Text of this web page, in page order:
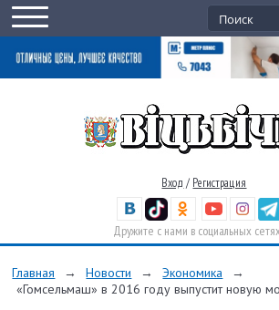
Вход / Регистрация
Дружите с нами в социальных
Главная → Новости → Экономика
→
«Гомсельмаш» в 2016 году выпустит новую